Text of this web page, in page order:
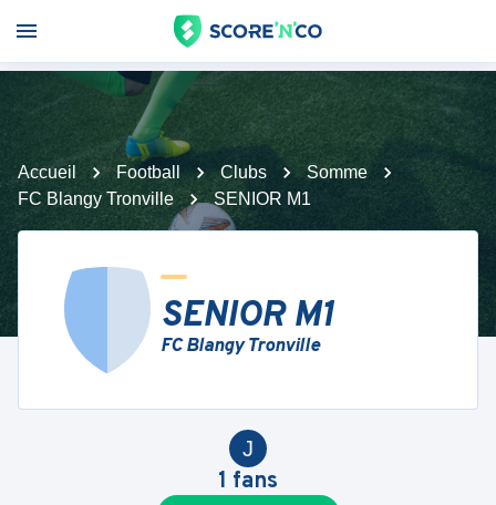
Accueil Football Clubs
Somme
FC Blangy Tronville
SENIOR M1
SENIOR M1
FC Blangy Tronville
J
1 fans